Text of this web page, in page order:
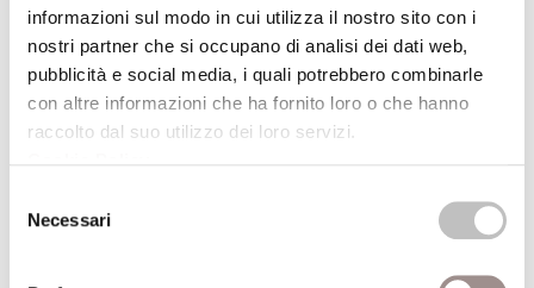
informazioni sul modo in cui utilizza il nostro sito con i
nostri partner che si occupano di analisi dei dati web,
pubblicità e social media, i quali potrebbero combinarle
con altre informazioni che ha fornito loro o che hanno
raccolto dal suo utilizzo dei loro servizi.
delNecessari
Presso la sede della Biblioteca, dopo una settimana dalla data
della conferenza, è possibile ascoltarne la registrazione.
11/06/1996